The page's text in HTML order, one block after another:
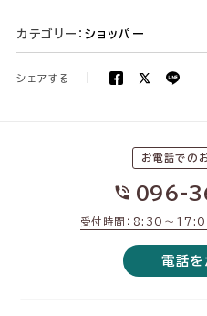
カテゴリー： ショッパー
シェアする
お電話での
096-
受付時間：8:30〜17:00
電話を